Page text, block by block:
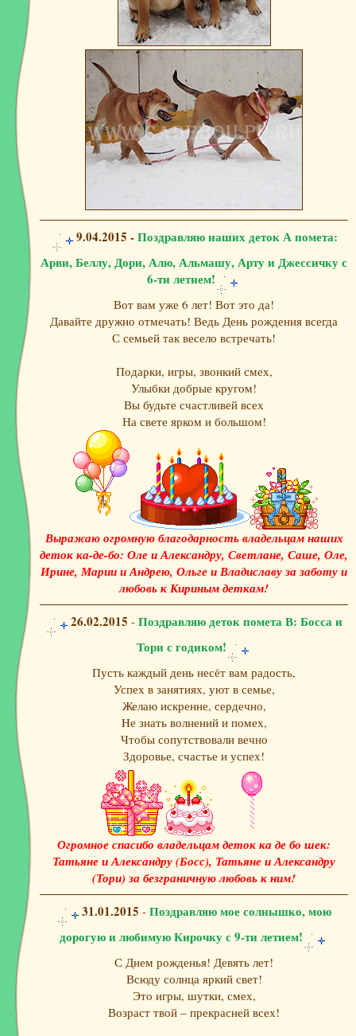
9.04.2015 -Поздравляю наших деток А помета:
Арви, Беллу, Дори, Алю, Альмашу, Арту и Джессичку с
6-ти летием!
Вот вам уже 6 лет! Вот это да!
Давайте дружно отмечать! Ведь День рождения всегда
С семьей так весело встречать!
Подарки, игры, звонкий смех,
Улыбки добрые кругом!
Вы будьте счастливей всех
На свете ярком и большом!
Выражаю огромную благодарность владельцам наших
деток ка-де-бо: Оле и Александру, Светлане, Саше, Оле,
Ирине, Марии и Андрею, Ольге и Владиславу за заботу и
любовь к Кириным деткам!
26.02.2015 - Поздравляю деток помета В: Босса и
Тори с годиком!
Пусть каждый день несёт вам радость,
Успех в занятиях, уют в семье,
Желаю искренне, сердечно,
Hе знать волнений и помех,
Чтобы сопутствовали вечно
Здоровье, счастье и успех!
Огромное спасибо владельцам деток ка де бо шек:
Татьяне и Александру (Босс), Татьяне и Александру
(Тори) за безграничную любовь к ним!
31.01.2015 - Поздравляю мое солнышко, мою
дорогую и любимую Кирочку с 9-ти летием!
С Днем рожденья! Девять лет!
Всюду солнца яркий свет!
Это игры, шутки, смех,
Возраст твой – прекрасней всех!